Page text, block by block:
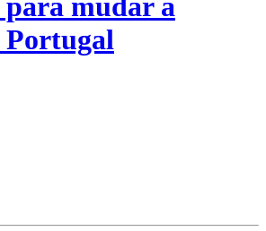
Portugal